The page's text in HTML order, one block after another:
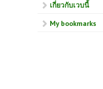
เกี่ยวกับเวบนี้
My bookmarks